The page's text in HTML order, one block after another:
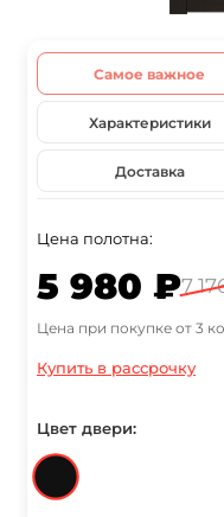
Самое важное
Характеристики
Доставка
Цена полотна:
5 980 ₽7
Цена при покупке от 3
Купить в рассрочку
Цвет двери: